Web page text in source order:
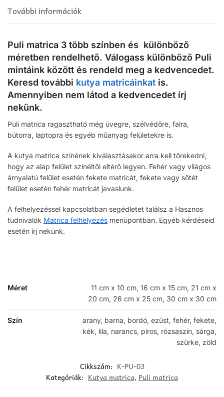
További információk
Puli matrica 3 több színben és különböző
méretben rendelhető. Válogass különböző Puli
mintáink között és rendeld meg a kedvencedet.
Keresd további kutya matricáinkat is.
Amennyiben nem látod a kedvencedet írj
nekünk.
Puli matrica ragasztható még üvegre, szélvédőre, falra,
bútorra, laptopra és egyéb műanyag felületekre is.
A kutya matrica színének kiválasztásakor arra kell törekedni,
hogy az alap felület színéltől eltérő legyen. Fehér vagy világos
árnyalatú felület esetén fekete matricát, fekete vagy sötét
felület esetén fehér matricát javaslunk.
A felhelyezéssel kapcsolatban segédletet találsz a Hasznos
tudnivalók Matrica felhelyezés menüpontban. Egyéb kérdéseid
esetén írj nekünk.
Méret
11 cm x 10 cm, 16 cm x 15 cm, 21 cm x
20 cm, 26 cm x 25 cm, 30 cm x 30 cm
Szín
arany, barna, bordó, ezüst, fehér, fekete,
kék, lila, narancs, piros, rózsaszín, sárga,
szürke, zöld
Cikkszám: K-PU-03
Kategóriák: Kutya matrica, Puli matrica